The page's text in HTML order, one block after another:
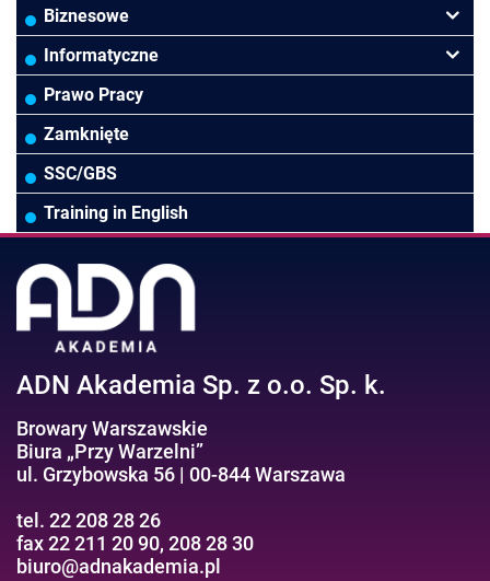
Finanse
Controlling
Rady Nadzorcze/Zarząd
Biura rachunkowe
Budownictwo/Deweloperka
HoReCa
TSL
Ubezpieczenia
Wodociągi/Kanalizacja
Pozostałe branże
Rachunkowość Budżetowa
Kadry i płace
Prawo
Podatki
Pozostałe
Biznesowe
Przywództwo/Zarządzanie
Zarządzanie projektami/Procesami
HR/Zarządzanie Kapitałem Ludzkim
Prawo pracy
Asystentka/Sekretarka
Efektywność osobista//Wellbeing
Informatyczne
MS Excel/Makra/VBA
Online Power BI/Power Query/Dashboardy
MS 365/SharePoint/Bazy danych
MS Project/Word/PowerPoint
Prawo Pracy
Zamknięte
SSC/GBS
Training in English
ADN Akademia Sp. z o.o. Sp. k.
Browary Warszawskie
Biura „Przy Warzelni”
ul. Grzybowska 56 | 00-844 Warszawa
tel. 22 208 28 26
fax 22 211 20 90, 208 28 30
biuro@adnakademia.pl